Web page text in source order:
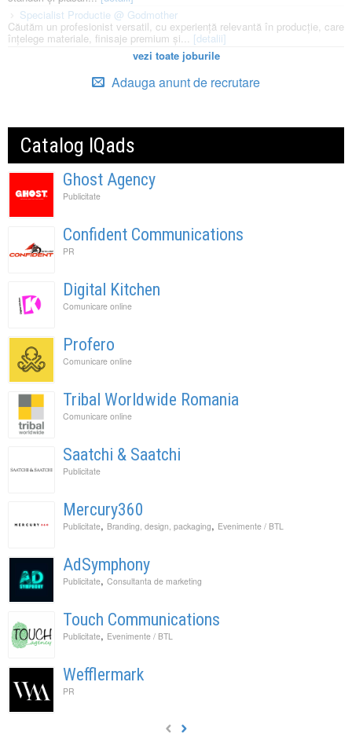
Specialist Productie @ Godmother
Căutăm un profesionist versatil, cu experiență relevantă în producție, care
înțelege materiale, finisaje premium și... [detalii]
vezi toate joburile
Adauga anunt de recrutare
Catalog IQads
Ghost Agency
Publicitate
Confident Communications
PR
Digital Kitchen
Comunicare online
Profero
Comunicare online
Tribal Worldwide Romania
Comunicare online
Saatchi & Saatchi
Publicitate
Mercury360
Publicitate, Branding, design, packaging, Evenimente / BTL
AdSymphony
Publicitate, Consultanta de marketing
Touch Communications
Publicitate, Evenimente / BTL
Wefflermark
PR